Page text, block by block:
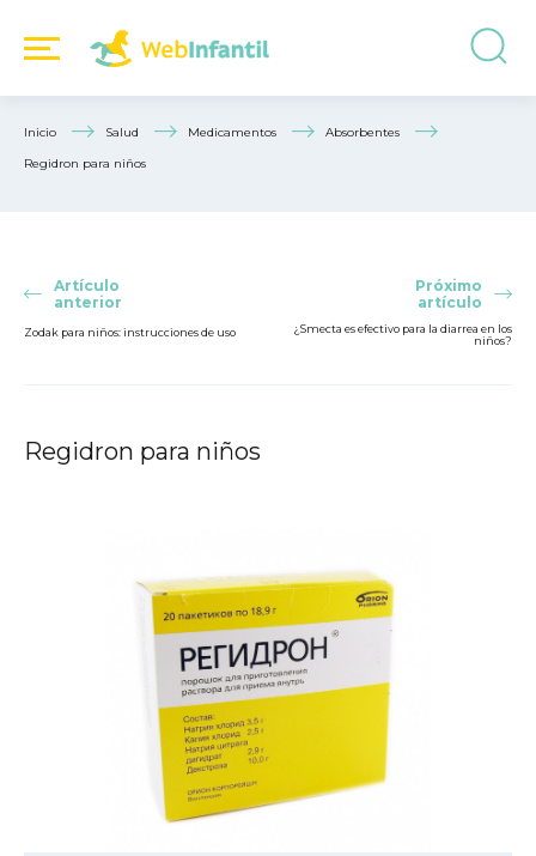
Inicio Salud Medicamentos
Absorbentes
Regidron para niños
Artículo
anterior
Zodak para niños: instrucciones de uso
Próximo
artículo
¿Smecta es efectivo para la diarrea en los
niños?
Regidron para niños